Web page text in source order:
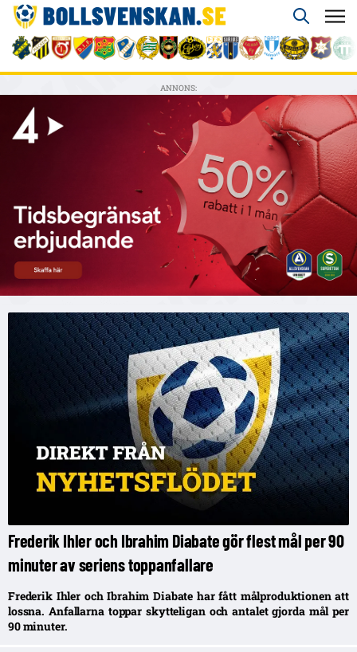
ANNONS:
Frederik Ihler och Ibrahim Diabate gör flest mål per 90
minuter av seriens toppanfallare
Frederik Ihler och Ibrahim Diabate har fått målproduktionen att
lossna. Anfallarna toppar skytteligan och antalet gjorda mål per
90 minuter.